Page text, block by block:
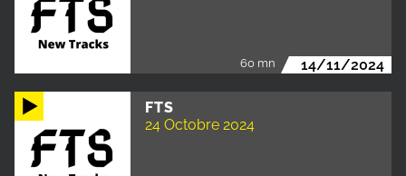
60 mn 14/11/2024
FTS
24 Octobre 2024